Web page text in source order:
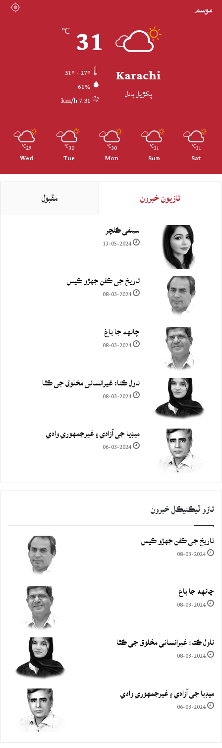
موسم
Karachi
پکڙيل بادل
31
℃
61%
7.31 km/h
31
℃
Sat
31
℃
Sun
30
℃
Mon
30
℃
Tue
29
℃
Wed
تازيون خبرون مقبول
سيلفي ڪلچر
13-05-2024
تاريخ جي ڪفن جھڙو ڪيس
08-03-2024
چانهه جا باغ
08-03-2024
ناول ڪتا: غيرانساني مخلوق جي ڪٿا
08-03-2024
ميڊيا جي آزادي ۽ غيرجمھوري وادي
06-03-2024
تازو ٽيڪنيڪل خبرون
تاريخ جي ڪفن جھڙو ڪيس
08-03-2024
چانهه جا باغ
08-03-2024
ناول ڪتا: غيرانساني مخلوق جي ڪٿا
08-03-2024
ميڊيا جي آزادي ۽ غيرجمھوري وادي
06-03-2024